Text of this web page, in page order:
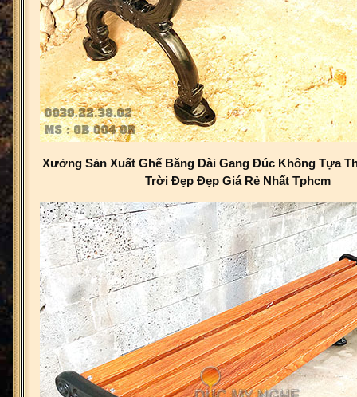
Xưởng Sản Xuất Ghế Băng Dài Gang Đúc Không Tựa
Trời Đẹp Đẹp Giá Rẻ Nhất Tphcm